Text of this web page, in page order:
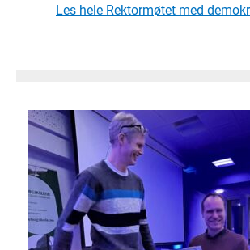
Les hele Rektormøtet med